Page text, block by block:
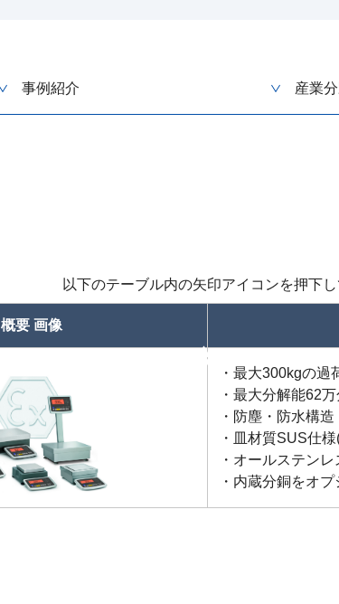
事例紹介 産業
以下のテーブル内の矢印アイコンを押下
概要 画像
・最大300kgの過
・最大分解能62
・防塵・防水構造
・皿材質SUS仕
・オールステン
・内蔵分銅をオ